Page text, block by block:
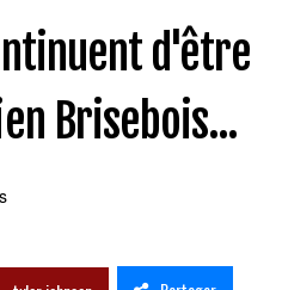
d'être
Brisebois...